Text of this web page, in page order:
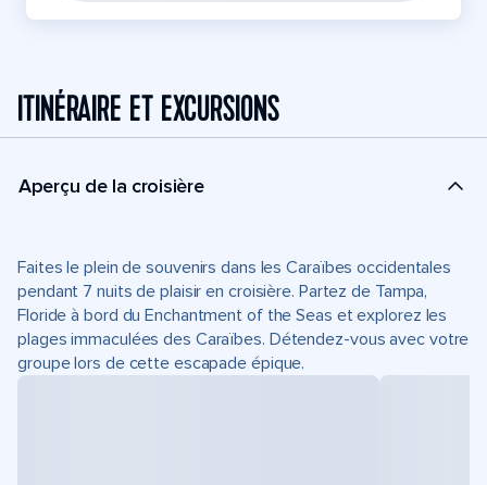
ITINÉRAIRE ET EXCURSIONS
Aperçu de la croisière
Faites le plein de souvenirs dans les Caraïbes occidentales
pendant 7 nuits de plaisir en croisière. Partez de Tampa,
Floride à bord du Enchantment of the Seas et explorez les
plages immaculées des Caraïbes. Détendez-vous avec votre
groupe lors de cette escapade épique.